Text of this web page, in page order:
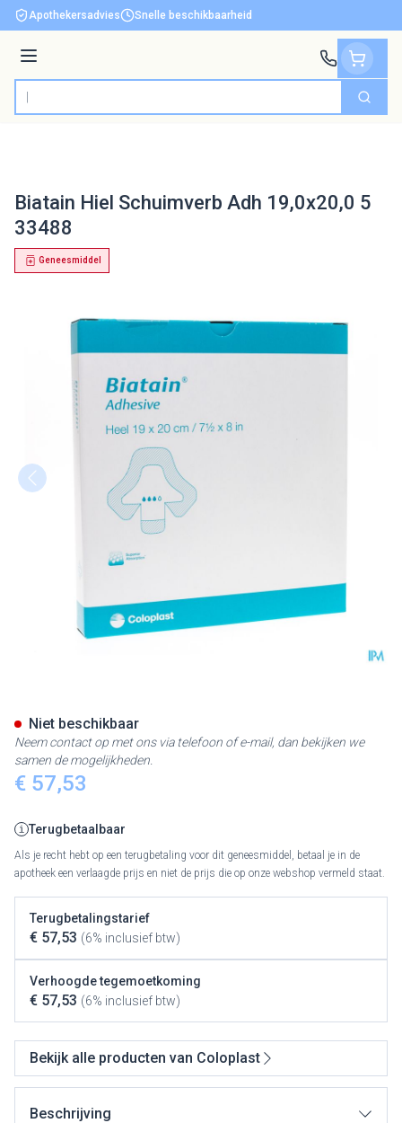
Ga naar de inhoud
Apothekersadvies Snelle beschikbaarheid
Menu
Product, merk, categorie... Zoek
Biatain Hiel Schuimverb Adh 19,0x20,0 5
33488
Geneesmiddel
€ 57,53
Terugbetaalbaar
Als je recht hebt op een terugbetaling voor dit geneesmiddel, betaal je in de
apotheek een verlaagde prijs en niet de prijs die op onze webshop vermeld staat.
Terugbetalingstarief
€ 57,53 (6% inclusief btw)
Verhoogde tegemoetkoming
€ 57,53 (6% inclusief btw)
Niet beschikbaar
Neem contact op met ons via telefoon of e-mail, dan bekijken we
samen de mogelijkheden.
Bekijk alle producten van Coloplast
Beschrijving